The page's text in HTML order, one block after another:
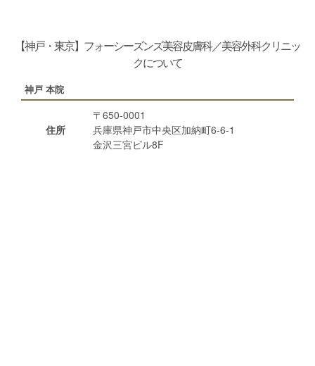
【神戸・東京】フォーシーズンズ美容皮膚科／美容外科クリニッ
クについて
神戸 本院
住所
〒650-0001
兵庫県神戸市中央区加納町6-6-1
金沢三宮ビル8F